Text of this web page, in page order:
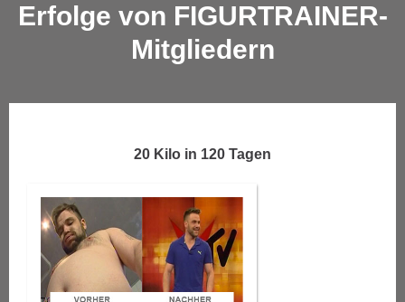
Erfolge von FIGURTRAINER-
Mitgliedern
20 Kilo in 120 Tagen